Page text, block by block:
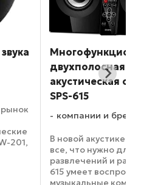
201,
двухполосная
акустическая
SPS-615
компании и
В новой акустике от
все, что нужно для
развлечений и
615 умеет
музыкальные